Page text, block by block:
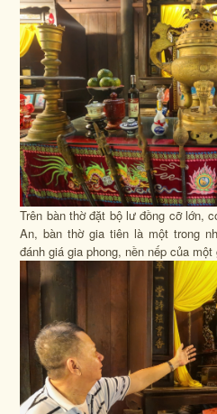
Trên bàn thờ đặt bộ lư đồng cỡ lớn,
An, bàn thờ gia tiên là một trong
đánh giá gia phong, nền nếp của